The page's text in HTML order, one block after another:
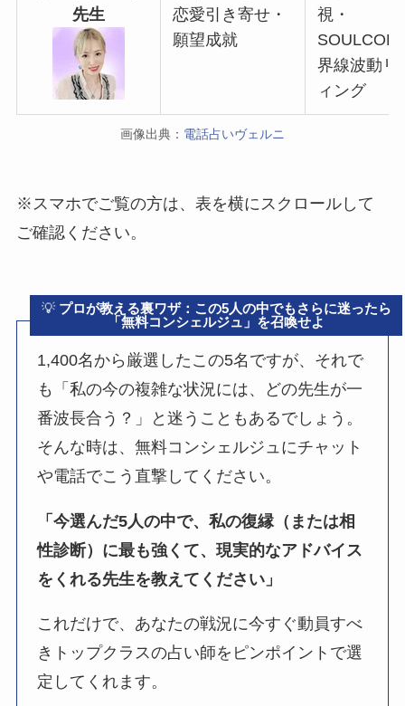
先生
恋愛引き寄せ・
願望成就
視・
界線波動リ
ィング
画像出典： 電話占いヴェルニ
※スマホでご覧の方は、表を横にスクロールして
ご確認ください。
💡 プロが教える裏ワザ：この5人の中でもさらに迷ったら
「無料コンシェルジュ」を召喚せよ
1,400名から厳選したこの5名ですが、それで
も「私の今の複雑な状況には、どの先生が一
番波長合う？」と迷うこともあるでしょう。
そんな時は、無料コンシェルジュにチャット
や電話でこう直撃してください。
「今選んだ5人の中で、私の復縁（または相
性診断）に最も強くて、現実的なアドバイス
をくれる先生を教えてください」
これだけで、あなたの戦況に今すぐ動員すべ
きトップクラスの占い師をピンポイントで選
定してくれます。